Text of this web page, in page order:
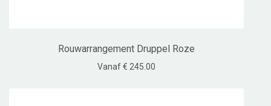
Rouwarrangement Druppel Roze
Vanaf € 245.00